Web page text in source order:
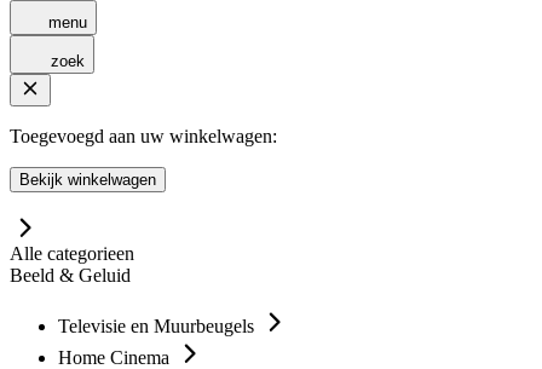
menu
zoek
Toegevoegd aan uw winkelwagen:
Bekijk winkelwagen
Alle categorieen
Beeld & Geluid
Televisie en Muurbeugels
Home Cinema